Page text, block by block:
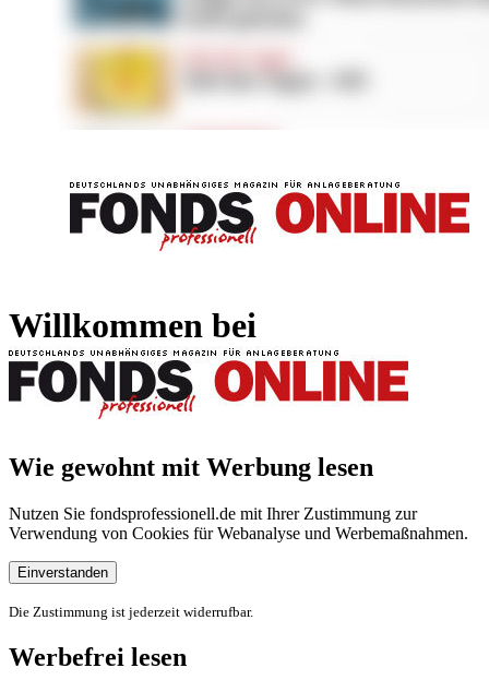
Willkommen bei
Wie gewohnt mit Werbung lesen
Nutzen Sie fondsprofessionell.de mit Ihrer Zustimmung zur
Verwendung von Cookies für Webanalyse und Werbemaßnahmen.
Einverstanden
Die Zustimmung ist jederzeit widerrufbar.
Werbefrei lesen